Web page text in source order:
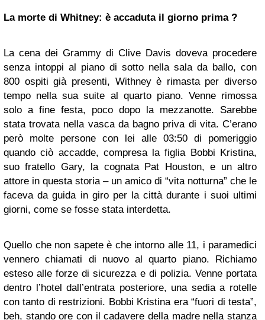
La morte di Whitney: è accaduta il giorno prima ?
La cena dei Grammy di Clive Davis doveva procedere
senza intoppi al piano di sotto nella sala da ballo, con
800 ospiti già presenti, Withney è rimasta per diverso
tempo nella sua suite al quarto piano. Venne rimossa
solo a fine festa, poco dopo la mezzanotte. Sarebbe
stata trovata nella vasca da bagno priva di vita. C’erano
però molte persone con lei alle 03:50 di pomeriggio
quando ciò accadde, compresa la figlia Bobbi Kristina,
suo fratello Gary, la cognata Pat Houston, e un altro
attore in questa storia – un amico di “vita notturna” che le
faceva da guida in giro per la città durante i suoi ultimi
giorni, come se fosse stata interdetta.
Quello che non sapete è che intorno alle 11, i paramedici
vennero chiamati di nuovo al quarto piano. Richiamo
esteso alle forze di sicurezza e di polizia. Venne portata
dentro l’hotel dall’entrata posteriore, una sedia a rotelle
con tanto di restrizioni. Bobbi Kristina era “fuori di testa”,
beh, stando ore con il cadavere della madre nella stanza